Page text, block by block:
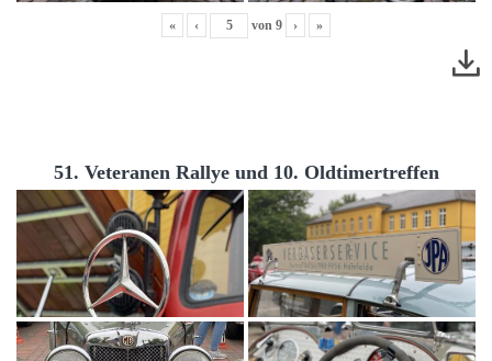
« ‹ von 9 › »
51. Veteranen Rallye und 10. Oldtimertreffen